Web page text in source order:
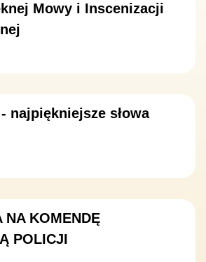
Mowy i Inscenizacji
najpiękniejsze słowa
NA KOMENDĘ
POLICJI